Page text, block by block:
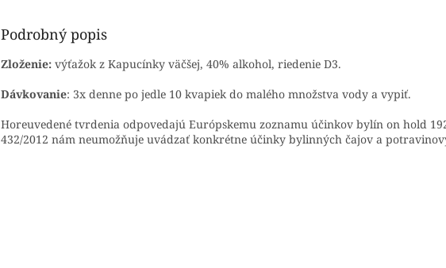
Podrobný popis
Zloženie: výťažok z Kapucínky väčšej, 40% alkohol, riedenie D3.
Dávkovanie: 3x denne po jedle 10 kvapiek do malého množstva vody a vypiť.
Horeuvedené tvrdenia odpovedajú Európskemu zoznamu účinkov bylín on hold
432/2012 nám neumožňuje uvádzať konkrétne účinky bylinných čajov a